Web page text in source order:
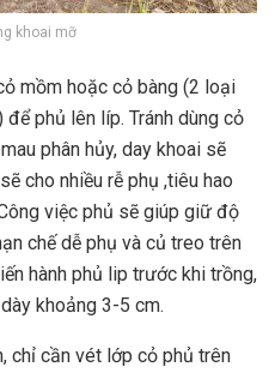
khoai mỡ
mồm hoặc cỏ bàng (2 loại
phủ lên líp. Tránh dùng cỏ
phân hủy, day khoai sẽ
cho nhiều rễ phụ ,tiêu hao
việc phủ sẽ giúp giữ độ
chế dễ phụ và củ treo trên
hành phủ lip trước khi trồng,
khoảng 3-5 cm.
chỉ cần vét lớp cỏ phủ trên